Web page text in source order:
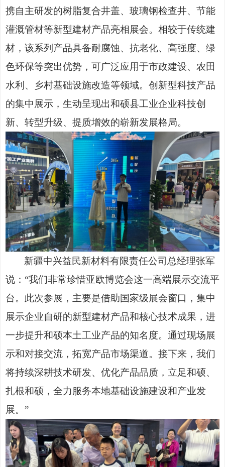
携自主研发的树脂复合井盖、玻璃钢检查井、节能
灌溉管材等新型建材产品亮相展会。相较于传统建
材，该系列产品具备耐腐蚀、抗老化、高强度、绿
色环保等突出优势，可广泛应用于市政建设、农田
水利、乡村基础设施改造等领域。创新型科技产品
的集中展示，生动呈现出和硕县工业企业科技创
新、转型升级、提质增效的崭新发展格局。
新疆中兴益民新材料有限责任公司总经理张军
说： “我们非常珍惜亚欧博览会这一高端展示交流平
台。此次参展，主要是借助国家级展会窗口，集中
展示企业自研的新型建材产品和核心技术成果，进
一步提升和硕本土工业产品的知名度。通过现场展
示和对接交流，拓宽产品市场渠道。接下来，我们
将持续深耕技术研发、优化产品品质，立足和硕、
扎根和硕，全力服务本地基础设施建设和产业发
展。”